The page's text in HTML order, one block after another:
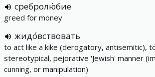
сребролю́бие
greed for money
жидо́вствовать
to act like a kike (derogatory, antisemitic),
stereotypical, pejorative 'Jewish' manner
cunning, or manipulation)